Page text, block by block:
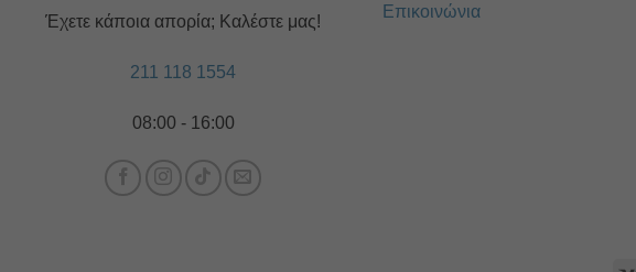
Έχετε κάποια απορία; Καλέστε μας!
211 118 1554
08:00 - 16:00
Επικοινώνια